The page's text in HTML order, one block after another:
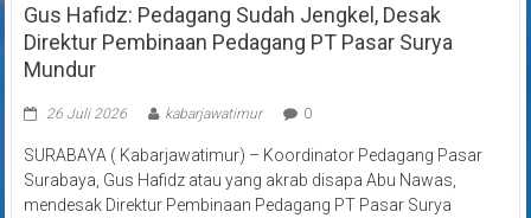
Gus Hafidz: Pedagang Sudah Jengkel, Desak
Direktur Pembinaan Pedagang PT Pasar Surya
Mundur
26 Juli 2026 kabarjawatimur 0
SURABAYA ( Kabarjawatimur) – Koordinator Pedagang Pasar
Surabaya, Gus Hafidz atau yang akrab disapa Abu Nawas,
mendesak Direktur Pembinaan Pedagang PT Pasar Surya